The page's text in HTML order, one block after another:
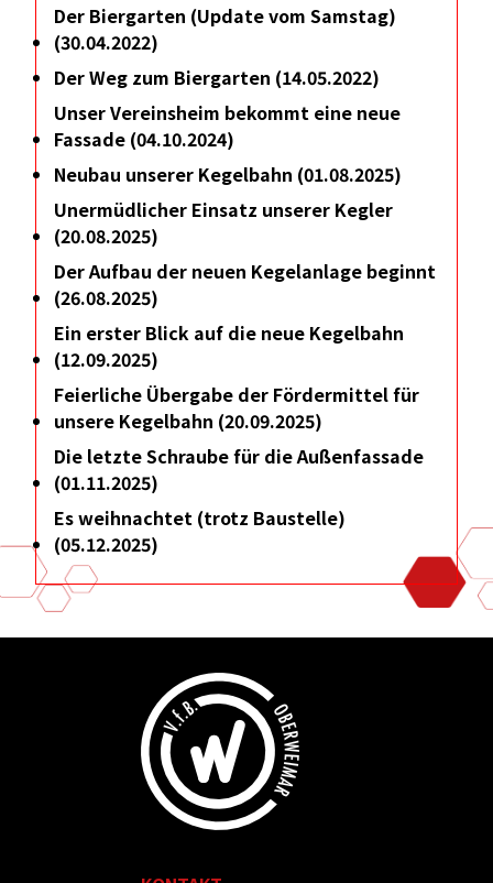
Der Biergarten (Update vom Samstag)
(30.04.2022)
Der Weg zum Biergarten (14.05.2022)
Unser Vereinsheim bekommt eine neue
Fassade (04.10.2024)
Neubau unserer Kegelbahn (01.08.2025)
Unermüdlicher Einsatz unserer Kegler
(20.08.2025)
Der Aufbau der neuen Kegelanlage beginnt
(26.08.2025)
Ein erster Blick auf die neue Kegelbahn
(12.09.2025)
Feierliche Übergabe der Fördermittel für
unsere Kegelbahn (20.09.2025)
Die letzte Schraube für die Außenfassade
(01.11.2025)
Es weihnachtet (trotz Baustelle)
(05.12.2025)